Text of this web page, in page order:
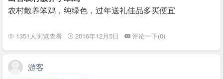
农村散养笨鸡，纯绿色，过年送礼佳品多买便宜
1351人浏览查看 2016年12月5日 评论一下(0)
游客